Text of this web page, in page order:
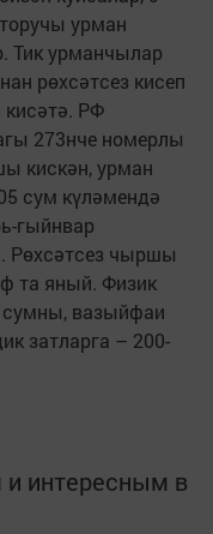
урман
Тик урманчылар
рөхсәтсез кисеп
РФ
273нче номерлы
кискән, урман
сум күләмендә
гыйнвар
Рөхсәтсез чыршы
та яный. Физик
вазыйфаи
затларга – 200-
интересным в